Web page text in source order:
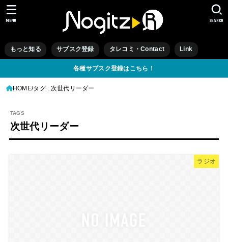
もっと知る サブスク登録 タレコミ・Contact Link
SEARCH
MENU
各種サブスク登録はこちら！
HOME タグ : 次世代リーダー
次世代リーダー
ラジオ